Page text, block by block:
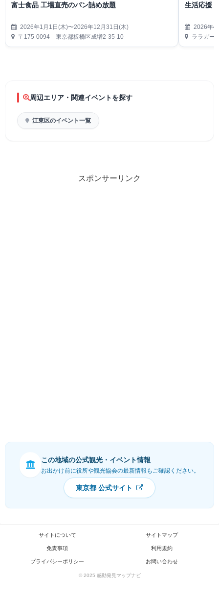
富士食品 工場直売のパン詰め放題
2026年1月1日(木)〜2026年12月31日(木)
〒175-0094 東京都板橋区成増2-35-10
生活応援
2026年4
ララガー
周辺エリア・関連イベントを探す
江東区のイベント一覧
スポンサーリンク
この地域の公式観光・イベント情報
お出かけ前に役所や観光協会の最新情報もご確認ください。
東京都 公式サイト
サイトについて サイトマップ
免責事項 利用規約
プライバシーポリシー お問い合わせ
© 2025 感動発見マップナビ